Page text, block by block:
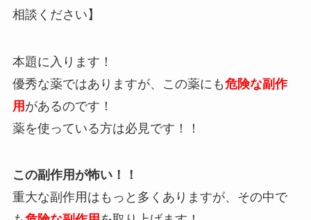
相談ください】
本題に入ります！
優秀な薬ではありますが、この薬にも危険な副作
用 があるのです！
薬を使っている方は必見です！！
この副作用が怖い！！
重大な副作用はもっと多くありますが、その中で